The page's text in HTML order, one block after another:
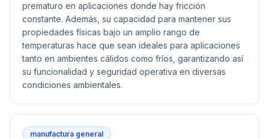
prematuro en aplicaciones donde hay fricción
constante. Además, su capacidad para mantener sus
propiedades físicas bajo un amplio rango de
temperaturas hace que sean ideales para aplicaciones
tanto en ambientes cálidos como fríos, garantizando así
su funcionalidad y seguridad operativa en diversas
condiciones ambientales.
manufactura general